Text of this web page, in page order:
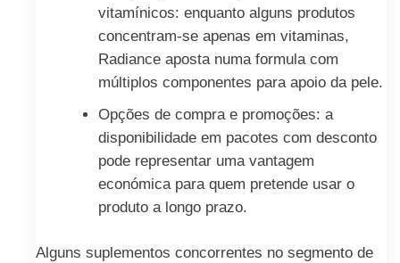
vitamínicos: enquanto alguns produtos
concentram-se apenas em vitaminas,
Radiance aposta numa formula com
múltiplos componentes para apoio da pele.
Opções de compra e promoções: a
disponibilidade em pacotes com desconto
pode representar uma vantagem
económica para quem pretende usar o
produto a longo prazo.
Alguns suplementos concorrentes no segmento de